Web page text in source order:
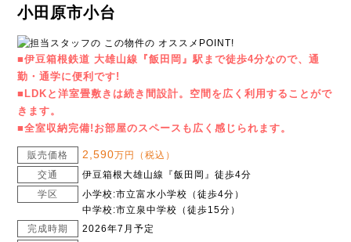
小田原市小台
■伊豆箱根鉄道 大雄山線『飯田岡』駅まで徒歩4分なので、通
勤・通学に便利です!
■LDKと洋室畳敷きは続き間設計。空間を広く利用することがで
きます。
■全室収納完備!お部屋のスペースも広く感じられます。
販売価格 2,590万円（税込）
交通
伊豆箱根大雄山線『飯田岡』徒歩4分
学区
小学校:市立富水小学校（徒歩4分）
中学校:市立泉中学校（徒歩15分）
完成時期
2026年7月予定